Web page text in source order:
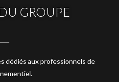
GROUPE
dédiés aux professionnels de